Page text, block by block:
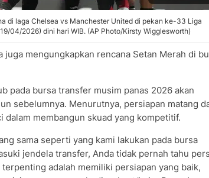
di laga Chelsea vs Manchester United di pekan ke-33 Liga
04/2026) dini hari WIB. (AP Photo/Kirsty Wigglesworth)
juga mengungkapkan rencana Setan Merah di
pada bursa transfer musim panas 2026 akan
sebelumnya. Menurutnya, persiapan matang
dalam membangun skuad yang kompetitif.
sama seperti yang kami lakukan pada bursa
jendela transfer, Anda tidak pernah tahu
adalah memiliki persiapan yang baik,